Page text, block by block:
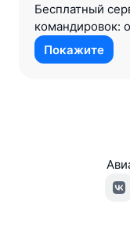
Бесплатный
командировок:
Покажите